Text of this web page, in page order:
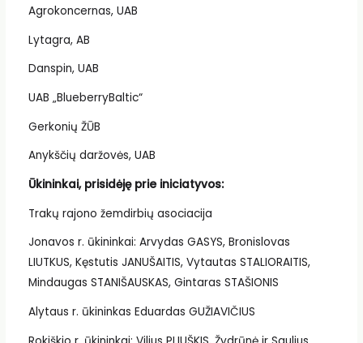
Agrokoncernas, UAB
Lytagra, AB
Danspin, UAB
UAB „BlueberryBaltic“
Gerkonių ŽŪB
Anykščių daržovės, UAB
Ūkininkai, prisidėję prie iniciatyvos:
Trakų rajono žemdirbių asociacija
Jonavos r. ūkininkai: Arvydas GASYS, Bronislovas
LIUTKUS, Kęstutis JANUŠAITIS, Vytautas STALIORAITIS,
Mindaugas STANIŠAUSKAS, Gintaras STAŠIONIS
Alytaus r. ūkininkas Eduardas GUŽIAVIČIUS